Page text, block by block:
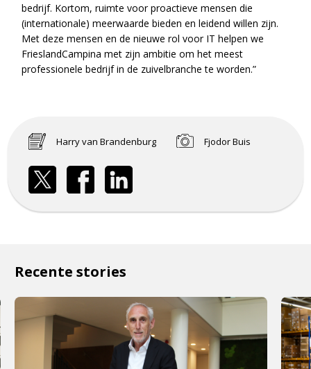
bedrijf. Kortom, ruimte voor proactieve mensen die
(internationale) meerwaarde bieden en leidend willen zijn.
Met deze mensen en de nieuwe rol voor IT helpen we
FrieslandCampina met zijn ambitie om het meest
professionele bedrijf in de zuivelbranche te worden.”
Harry van Brandenburg Fjodor Buis
Recente stories